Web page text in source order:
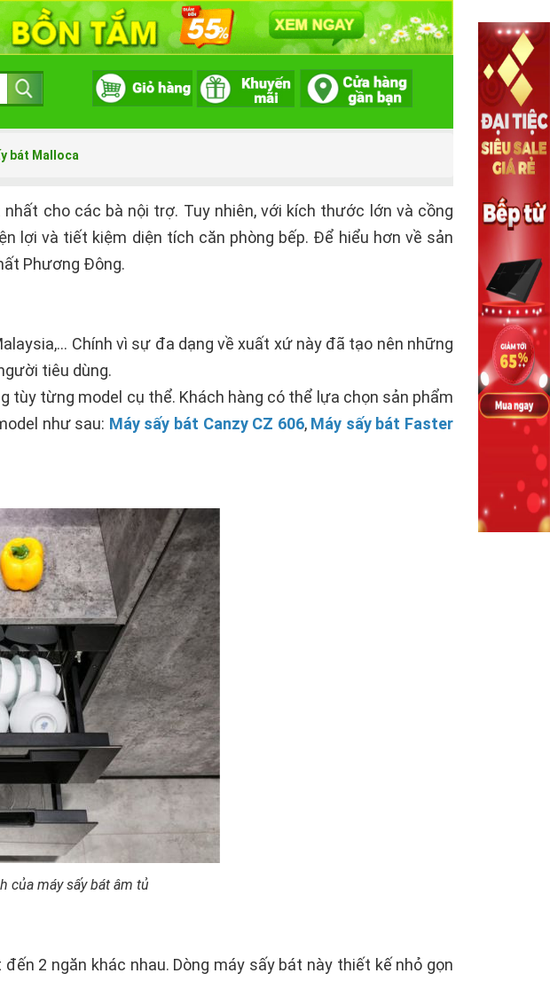
bát Malloca
cho các bà nội trợ. Tuy nhiên, với kích thước lớn và cồng
lợi và tiết kiệm diện tích căn phòng bếp. Để hiểu hơn về sản
Phương Đông.
Chính vì sự đa dạng về xuất xứ này đã tạo nên những
tiêu dùng.
từng model cụ thể. Khách hàng có thể lựa chọn sản phẩm
như sau: Máy sấy bát Canzy CZ 606, Máy sấy bát Faster
của máy sấy bát âm tủ
2 ngăn khác nhau. Dòng máy sấy bát này thiết kế nhỏ gọn